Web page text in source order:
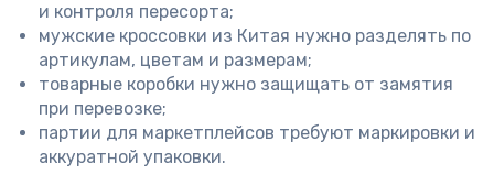
и контроля пересорта;
мужские кроссовки из Китая нужно разделять по
артикулам, цветам и размерам;
товарные коробки нужно защищать от замятия
при перевозке;
партии для маркетплейсов требуют маркировки и
аккуратной упаковки.